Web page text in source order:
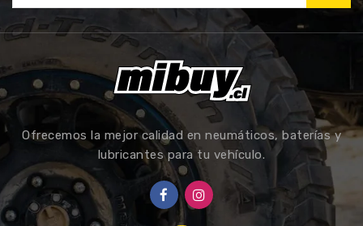
Ofrecemos la mejor calidad en neumáticos, baterías y
lubricantes para tu vehículo.